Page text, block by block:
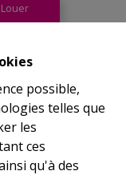
possible,
telles que
les
ces
qu'à des